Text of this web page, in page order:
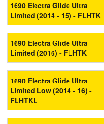
1690 Electra Glide Ultra
Limited (2014 - 15) - FLHTK
1690 Electra Glide Ultra
Limited (2016) - FLHTK
1690 Electra Glide Ultra
Limited Low (2014 - 16) -
FLHTKL